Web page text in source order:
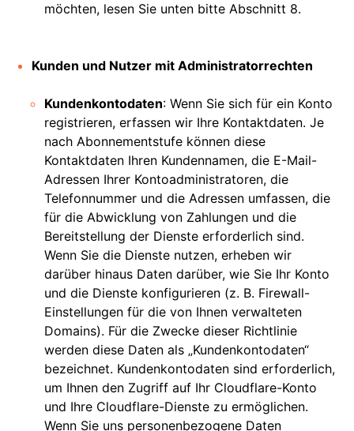
möchten, lesen Sie unten bitte Abschnitt 8.
Kunden und Nutzer mit Administratorrechten
Kundenkontodaten: Wenn Sie sich für ein Konto
registrieren, erfassen wir Ihre Kontaktdaten. Je
nach Abonnementstufe können diese
Kontaktdaten Ihren Kundennamen, die E-Mail-
Adressen Ihrer Kontoadministratoren, die
Telefonnummer und die Adressen umfassen, die
für die Abwicklung von Zahlungen und die
Bereitstellung der Dienste erforderlich sind.
Wenn Sie die Dienste nutzen, erheben wir
darüber hinaus Daten darüber, wie Sie Ihr Konto
und die Dienste konfigurieren (z. B. Firewall-
Einstellungen für die von Ihnen verwalteten
Domains). Für die Zwecke dieser Richtlinie
werden diese Daten als „Kundenkontodaten“
bezeichnet. Kundenkontodaten sind erforderlich,
um Ihnen den Zugriff auf Ihr Cloudflare-Konto
und Ihre Cloudflare-Dienste zu ermöglichen.
Wenn Sie uns personenbezogene Daten